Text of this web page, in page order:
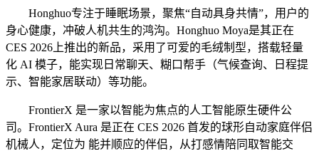
Honghuo专注于睡眠场景，聚焦“自动具身共情”，用户的
身心健康，冲破人机共生的鸿沟。Honghuo Moyа是其正在
CES 2026上推出的新品，采用了可爱的毛绒制型，搭载轻量
化 AI 模子，能实现日常聊天、糊口帮手（气候查询、日程提
示、智能家居联动）等功能。
FrontierX 是一家以智能为焦点的人工智能原生硬件公
司。FrontierX Aura 是正在 CES 2026 首发的球形自动家庭伴侣
机械人，定位为 能并顺应的伴侣，从打感情陪同取智能交